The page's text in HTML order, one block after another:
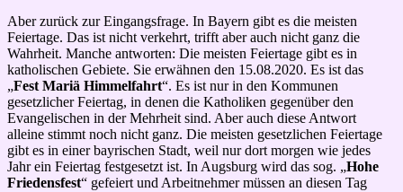
Aber zurück zur Eingangsfrage. In Bayern gibt es die meisten
Feiertage. Das ist nicht verkehrt, trifft aber auch nicht ganz die
Wahrheit. Manche antworten: Die meisten Feiertage gibt es in
katholischen Gebiete. Sie erwähnen den 15.08.2020. Es ist das
„Fest Mariä Himmelfahrt“. Es ist nur in den Kommunen
gesetzlicher Feiertag, in denen die Katholiken gegenüber den
Evangelischen in der Mehrheit sind. Aber auch diese Antwort
alleine stimmt noch nicht ganz. Die meisten gesetzlichen Feiertage
gibt es in einer bayrischen Stadt, weil nur dort morgen wie jedes
Jahr ein Feiertag festgesetzt ist. In Augsburg wird das sog. „Hohe
Friedensfest“ gefeiert und Arbeitnehmer müssen an diesen Tag